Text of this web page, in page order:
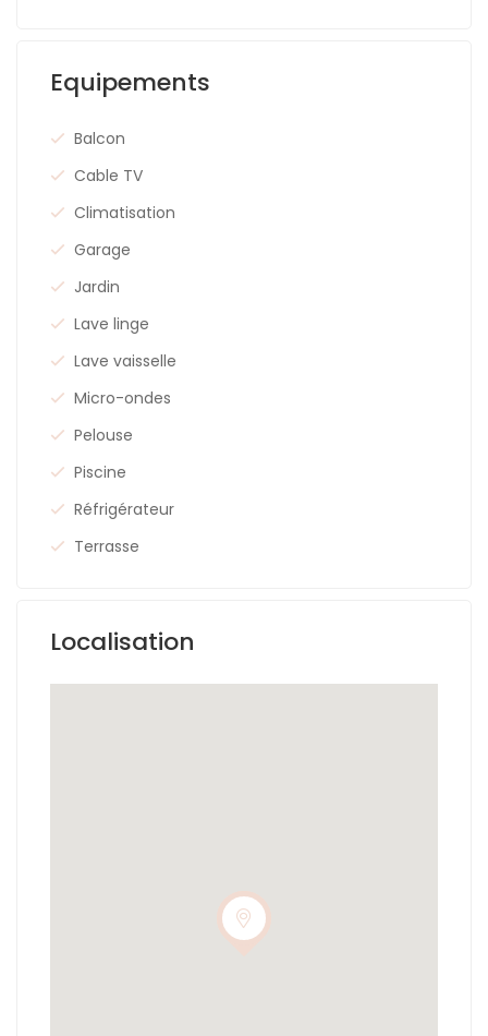
Equipements
Balcon
Cable TV
Climatisation
Garage
Jardin
Lave linge
Lave vaisselle
Micro-ondes
Pelouse
Piscine
Réfrigérateur
Terrasse
Localisation